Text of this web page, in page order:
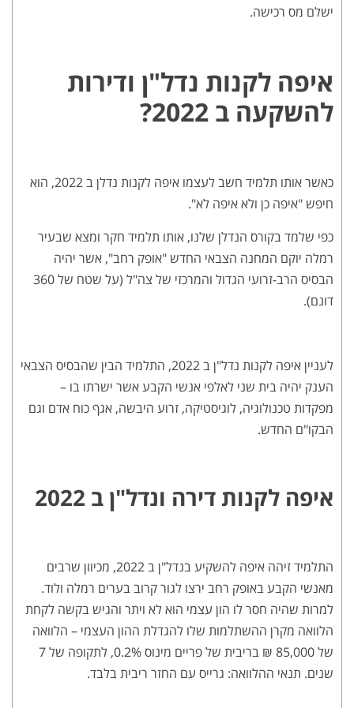
ישלם מס רכישה.
איפה לקנות נדל"ן ודירות
להשקעה ב 2022?
כאשר אותו תלמיד חשב לעצמו איפה לקנות נדלן ב 2022, הוא
חיפש "איפה כן ולא איפה לא".
כפי שלמד בקורס הנדלן שלנו, אותו תלמיד חקר ומצא שבעיר
רמלה יוקם המחנה הצבאי החדש "אופק רחב", אשר יהיה
הבסיס הרב-זרועי הגדול והמרכזי של צה"ל (על שטח של 360
דונם).
לעניין איפה לקנות נדל"ן ב 2022, התלמיד הבין שהבסיס הצבאי
הענק יהיה בית שני לאלפי אנשי הקבע אשר ישרתו בו –
מפקדות טכנולוגיה, לוגיסטיקה, זרוע היבשה, אגף כוח אדם וגם
הבקו"ם החדש.
איפה לקנות דירה ונדל"ן ב 2022
התלמיד זיהה איפה להשקיע בנדל"ן ב 2022, מכיוון שרבים
מאנשי הקבע באופק רחב ירצו לגור קרוב בערים רמלה ולוד.
למרות שהיה חסר לו הון עצמי הוא לא ויתר והגיש בקשה לקחת
הלוואה מקרן ההשתלמות שלו להגדלת ההון העצמי – הלוואה
של 85,000 ₪ בריבית של פריים מינוס 0.2%, לתקופה של 7
שנים. תנאי ההלוואה: גרייס עם החזר ריבית בלבד.